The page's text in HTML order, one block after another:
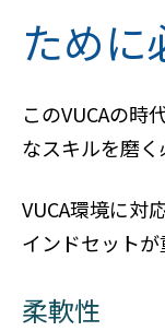
ために
このVUCAの時
なスキルを磨く
VUCA環境に対
インドセットが
柔軟性